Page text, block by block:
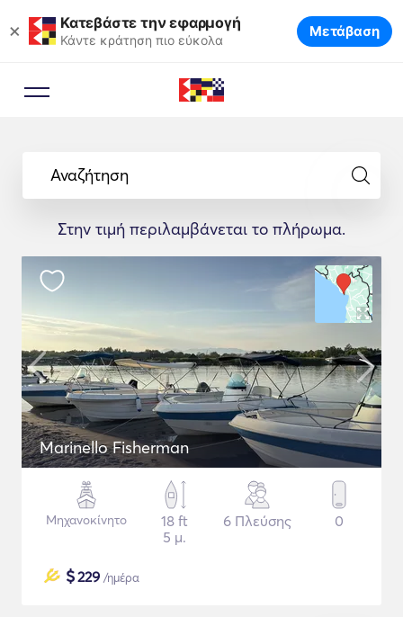
× Κατεβάστε την εφαρμογή
Κάντε κράτηση πιο εύκολα Μετάβαση
Αναζήτηση
Στην τιμή περιλαμβάνεται το πλήρωμα.
Marinello Fisherman
Μηχανοκίνητο
18 ft
5 μ.
6 Πλεύσης 0
$229 /ημέρα